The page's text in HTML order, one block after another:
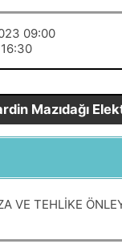
09:00
Mazıdağı
VE TEHLİKE